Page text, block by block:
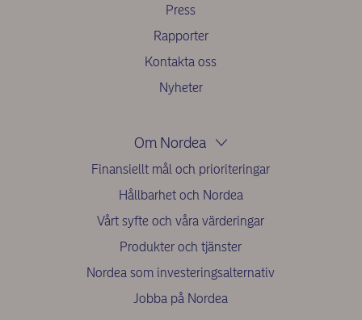
Press
Rapporter
Kontakta oss
Nyheter
Om Nordea
Finansiellt mål och prioriteringar
Hållbarhet och Nordea
Vårt syfte och våra värderingar
Produkter och tjänster
Nordea som investeringsalternativ
Jobba på Nordea